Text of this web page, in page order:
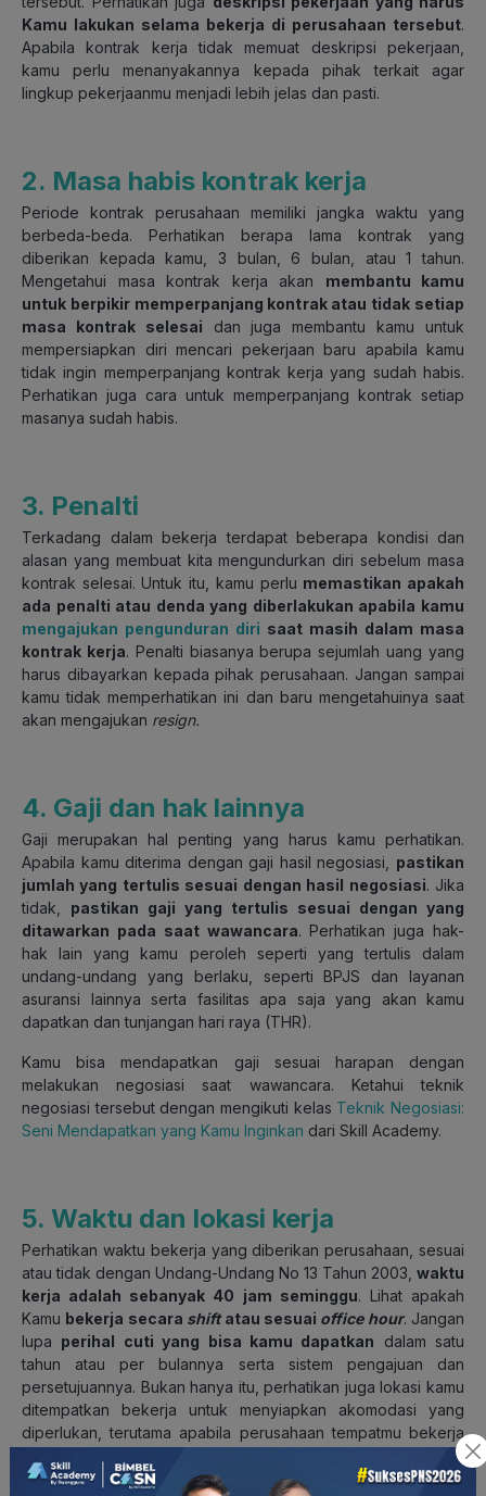
Kamu lakukan selama bekerja di perusahaan tersebut.
Apabila kontrak kerja tidak memuat deskripsi pekerjaan,
kamu perlu menanyakannya kepada pihak terkait agar
lingkup pekerjaanmu menjadi lebih jelas dan pasti.
2. Masa habis kontrak kerja
Periode kontrak perusahaan memiliki jangka waktu yang
berbeda-beda. Perhatikan berapa lama kontrak yang
diberikan kepada kamu, 3 bulan, 6 bulan, atau 1 tahun.
Mengetahui masa kontrak kerja akan membantu kamu
untuk berpikir memperpanjang kontrak atau tidak setiap
masa kontrak selesai dan juga membantu kamu untuk
mempersiapkan diri mencari pekerjaan baru apabila kamu
tidak ingin memperpanjang kontrak kerja yang sudah habis.
Perhatikan juga cara untuk memperpanjang kontrak setiap
masanya sudah habis.
3. Penalti
Terkadang dalam bekerja terdapat beberapa kondisi dan
alasan yang membuat kita mengundurkan diri sebelum masa
kontrak selesai. Untuk itu, kamu perlu memastikan apakah
ada penalti atau denda yang diberlakukan apabila kamu
mengajukan pengunduran diri saat masih dalam masa
kontrak kerja. Penalti biasanya berupa sejumlah uang yang
harus dibayarkan kepada pihak perusahaan. Jangan sampai
kamu tidak memperhatikan ini dan baru mengetahuinya saat
akan mengajukan resign.
4. Gaji dan hak lainnya
Gaji merupakan hal penting yang harus kamu perhatikan.
Apabila kamu diterima dengan gaji hasil negosiasi, pastikan
jumlah yang tertulis sesuai dengan hasil negosiasi. Jika
tidak, pastikan gaji yang tertulis sesuai dengan yang
ditawarkan pada saat wawancara. Perhatikan juga hak-
hak lain yang kamu peroleh seperti yang tertulis dalam
undang-undang yang berlaku, seperti BPJS dan layanan
asuransi lainnya serta fasilitas apa saja yang akan kamu
dapatkan dan tunjangan hari raya (THR).
Kamu bisa mendapatkan gaji sesuai harapan dengan
melakukan negosiasi saat wawancara. Ketahui teknik
negosiasi tersebut dengan mengikuti kelas Teknik Negosiasi:
Seni Mendapatkan yang Kamu Inginkan dari Skill Academy.
5. Waktu dan lokasi kerja
Perhatikan waktu bekerja yang diberikan perusahaan, sesuai
atau tidak dengan Undang-Undang No 13 Tahun 2003, waktu
kerja adalah sebanyak 40 jam seminggu. Lihat apakah
Kamu bekerja secara shiftatau sesuai office hour. Jangan
lupa perihal cuti yang bisa kamu dapatkan dalam satu
tahun atau per bulannya serta sistem pengajuan dan
persetujuannya. Bukan hanya itu, perhatikan juga lokasi kamu
ditempatkan bekerja untuk menyiapkan akomodasi yang
diperlukan, terutama apabila perusahaan tempatmu bekerja